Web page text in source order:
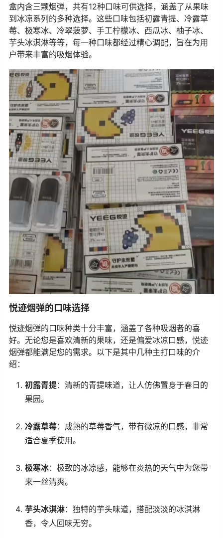
盒内含三颗烟弹，共有12种口味可供选择，涵盖了从果味
到冰凉系列的多种选择。这些口味包括初露青提、冷露草
莓、极寒冰、冷翠菠萝、手工柠檬冰、西瓜冰、柚子冰、
芋头冰淇淋等等，每一种口味都经过精心调配，旨在为用
户带来丰富的吸烟体验。
悦迹烟弹的口味选择
悦迹烟弹的口味种类十分丰富，涵盖了各种吸烟者的喜
好。无论您是喜欢清新的果味，还是偏爱冰凉口感，悦迹
烟弹都能满足您的需求。以下是其中几种主打口味的介
绍：
初露青提：清新的青提味道，让人仿佛置身于春日的
果园。
冷露草莓：成熟的草莓香气，带有微凉的口感，非常
适合夏季使用。
极寒冰：极致的冰凉感，能够在炎热的天气中为您带
来一丝清爽。
芋头冰淇淋：独特的芋头味道，搭配淡淡的冰淇淋
香，令人回味无穷。